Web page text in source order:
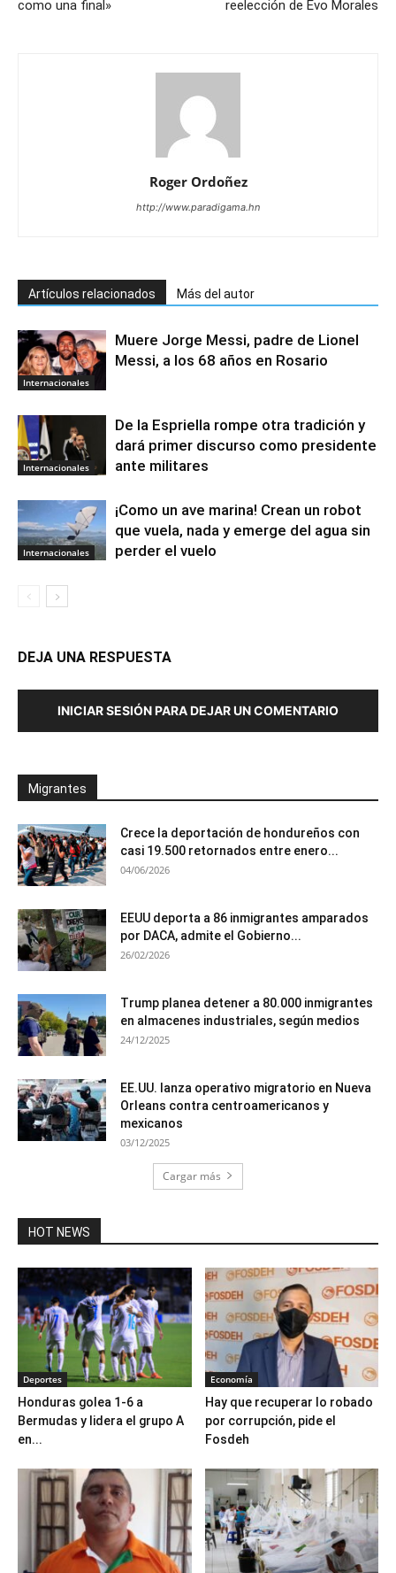
como una final» reelección de Evo Morales
Roger Ordoñez
http://www.paradigama.hn
Artículos relacionados Más del autor
Internacionales
Muere Jorge Messi, padre de Lionel
Messi, a los 68 años en Rosario
Internacionales
De la Espriella rompe otra tradición y
dará primer discurso como presidente
ante militares
Internacionales
¡Como un ave marina! Crean un robot
que vuela, nada y emerge del agua sin
perder el vuelo
DEJA UNA RESPUESTA
INICIAR SESIÓN PARA DEJAR UN COMENTARIO
Migrantes
Crece la deportación de hondureños con
casi 19.500 retornados entre enero...
04/06/2026
EEUU deporta a 86 inmigrantes amparados
por DACA, admite el Gobierno...
26/02/2026
Trump planea detener a 80.000 inmigrantes
en almacenes industriales, según medios
24/12/2025
EE.UU. lanza operativo migratorio en Nueva
Orleans contra centroamericanos y
mexicanos
03/12/2025
Cargar más
HOT NEWS
Deportes
Honduras golea 1-6 a
Bermudas y lidera el grupo A
en...
Economía
Hay que recuperar lo robado
por corrupción, pide el
Fosdeh